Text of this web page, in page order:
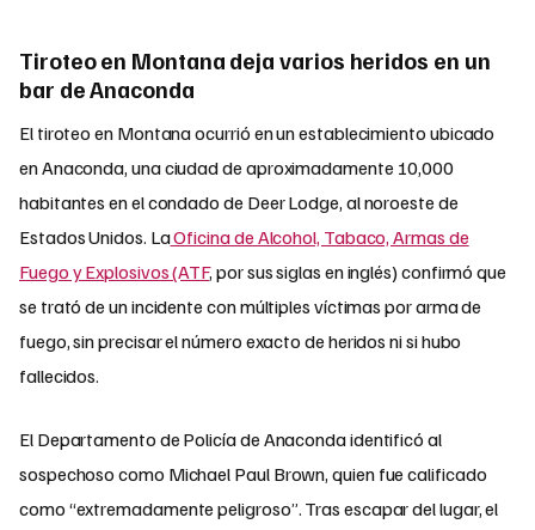
Tiroteo en Montana deja varios heridos en un
bar de Anaconda
El tiroteo en Montana ocurrió en un establecimiento ubicado
en Anaconda, una ciudad de aproximadamente 10,000
habitantes en el condado de Deer Lodge, al noroeste de
Estados Unidos. LaOficina de Alcohol, Tabaco, Armas de
Fuego y Explosivos (ATF, por sus siglas en inglés) confirmó que
se trató de un incidente con múltiples víctimas por arma de
fuego, sin precisar el número exacto de heridos ni si hubo
fallecidos.
El Departamento de Policía de Anaconda identificó al
sospechoso como Michael Paul Brown, quien fue calificado
como “extremadamente peligroso”. Tras escapar del lugar, el